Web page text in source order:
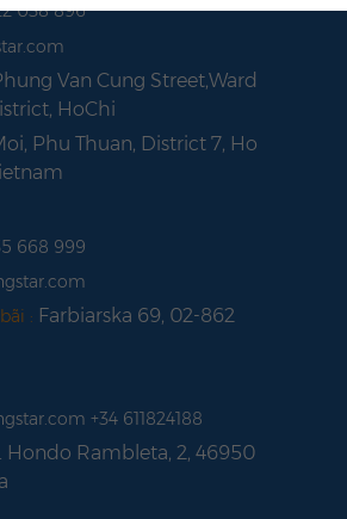
038 896
Van Cung Street,Ward
HoChi
Phu Thuan, District 7, Ho
668 999
: Farbiarska 69, 02-862
+34 611824188
Hondo Rambleta, 2, 46950